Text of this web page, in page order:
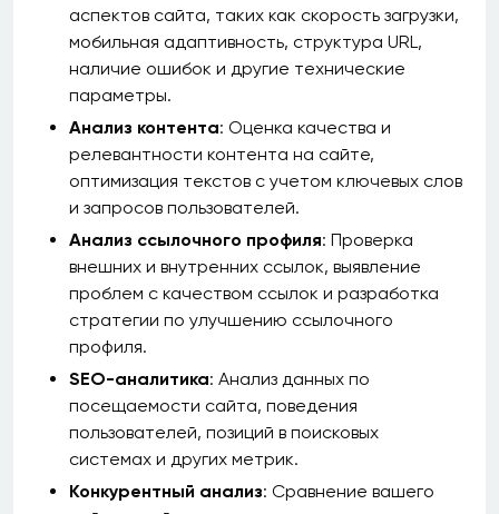
аспектов сайта, таких как скорость загрузки,
мобильная адаптивность, структура URL,
наличие ошибок и другие технические
параметры.
Анализ контента: Оценка качества и
релевантности контента на сайте,
оптимизация текстов с учетом ключевых слов
и запросов пользователей.
Анализ ссылочного профиля: Проверка
внешних и внутренних ссылок, выявление
проблем с качеством ссылок и разработка
стратегии по улучшению ссылочного
профиля.
SEO-аналитика: Анализ данных по
посещаемости сайта, поведения
пользователей, позиций в поисковых
системах и других метрик.
Конкурентный анализ: Сравнение вашего